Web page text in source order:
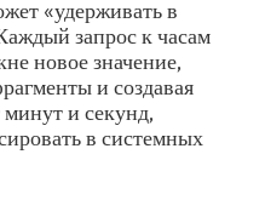
«удерживать в
запрос к часам
новое значение,
и создавая
и секунд,
в системных